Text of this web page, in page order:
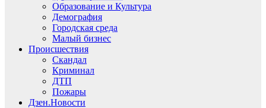
Образование и Культура
Демография
Городская среда
Малый бизнес
Происшествия
Скандал
Криминал
ДТП
Пожары
Дзен.Новости